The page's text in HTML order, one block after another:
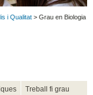
i Qualitat > Grau en Biologia
Treball fi grau